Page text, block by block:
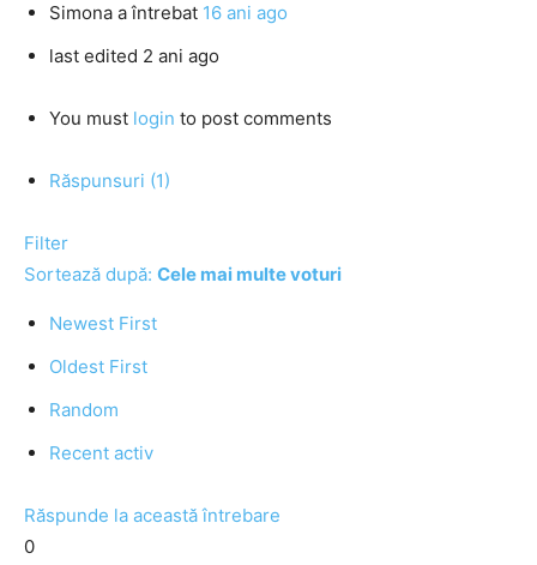
Simona a întrebat 16 ani ago
last edited 2 ani ago
You must login to post comments
Răspunsuri (1)
Filter
Sortează după: Cele mai multe voturi
Newest First
Oldest First
Random
Recent activ
Răspunde la această întrebare
0